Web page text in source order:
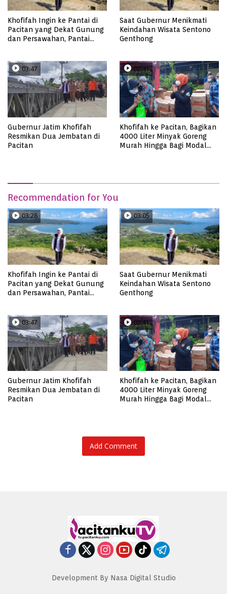
Khofifah Ingin ke Pantai di
Pacitan yang Dekat Gunung
dan Persawahan, Pantai
Saat Gubernur Menikmati
Keindahan Wisata Sentono
Genthong
03:47
Gubernur Jatim Khofifah
Resmikan Dua Jembatan di
Pacitan
02:41
Khofifah ke Pacitan, Bagikan
4000 Liter Minyak Goreng
Murah Hingga Bagi Modal
Recommendation for You
03:28
Khofifah Ingin ke Pantai di
Pacitan yang Dekat Gunung
dan Persawahan, Pantai
03:05
Saat Gubernur Menikmati
Keindahan Wisata Sentono
Genthong
03:47
Gubernur Jatim Khofifah
Resmikan Dua Jembatan di
Pacitan
02:41
Khofifah ke Pacitan, Bagikan
4000 Liter Minyak Goreng
Murah Hingga Bagi Modal
Add Comment
Development By Nasa Digital Studio